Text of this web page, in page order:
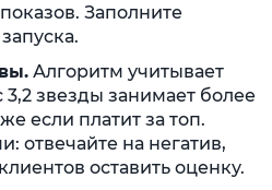
Заполните
Алгоритм учитывает
звезды занимает более
если платит за топ.
отвечайте на негатив,
оставить оценку.